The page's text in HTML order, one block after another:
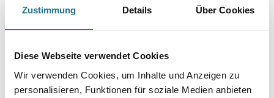
Zustimmung Details Über Cookies
Diese Webseite verwendet Cookies
Wir verwenden Cookies, um Inhalte und Anzeigen zu
personalisieren, Funktionen für soziale Medien anbieten